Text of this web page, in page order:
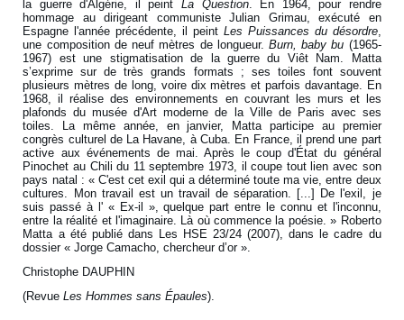
la guerre d'Algérie, il peint La Question. En 1964, pour rendre
hommage au dirigeant communiste Julian Grimau, exécuté en
Espagne l'année précédente, il peint Les Puissances du désordre,
une composition de neuf mètres de longueur. Burn, baby bu (1965-
1967) est une stigmatisation de la guerre du Viêt Nam. Matta
s’exprime sur de très grands formats ; ses toiles font souvent
plusieurs mètres de long, voire dix mètres et parfois davantage. En
1968, il réalise des environnements en couvrant les murs et les
plafonds du musée d'Art moderne de la Ville de Paris avec ses
toiles. La même année, en janvier, Matta participe au premier
congrès culturel de La Havane, à Cuba. En France, il prend une part
active aux événements de mai. Après le coup d'État du général
Pinochet au Chili du 11 septembre 1973, il coupe tout lien avec son
pays natal : « C'est cet exil qui a déterminé toute ma vie, entre deux
cultures. Mon travail est un travail de séparation. [...] De l'exil, je
suis passé à l' « Ex-il », quelque part entre le connu et l'inconnu,
entre la réalité et l'imaginaire. Là où commence la poésie. » Roberto
Matta a été publié dans Les HSE 23/24 (2007), dans le cadre du
dossier « Jorge Camacho, chercheur d’or ».
Christophe DAUPHIN
(RevueLes Hommes sans Épaules).